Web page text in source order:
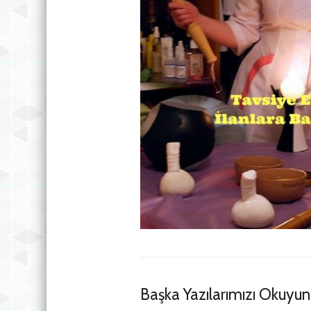
Başka Yazılarımızı